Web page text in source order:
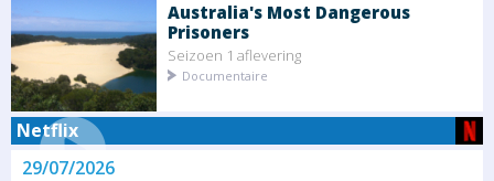
Australia's Most Dangerous
Prisoners
Seizoen 1 aflevering
Documentaire
Netflix
29/07/2026